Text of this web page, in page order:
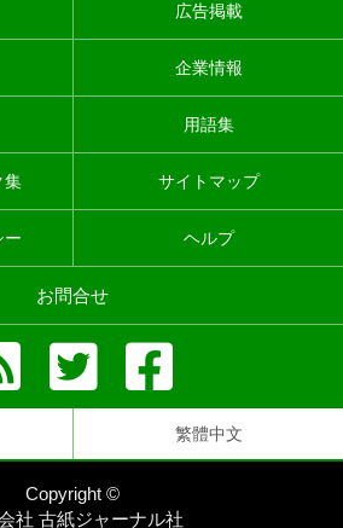
広告掲載
企業情報
用語集
集 サイトマップ
ー ヘルプ
お問合せ
繁體中文
Copyright ©
社 古紙ジャーナル社